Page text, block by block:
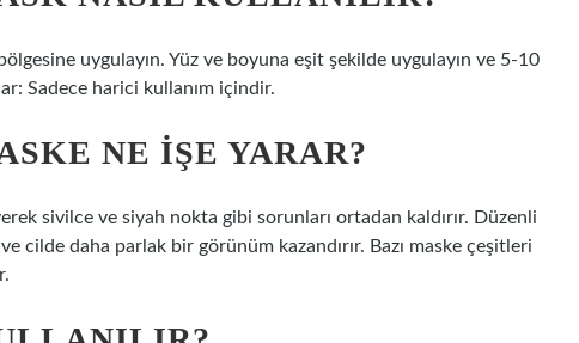
uygulayın. Yüz ve boyuna eşit şekilde uygulayın ve 5-10
Sadece harici kullanım içindir.
NE IŞE YARAR?
sivilce ve siyah nokta gibi sorunları ortadan kaldırır. Düzenli
cilde daha parlak bir görünüm kazandırır. Bazı maske çeşitleri